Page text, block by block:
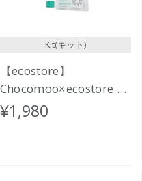
Kit(キット)
【ecostore】
Chocomoo×ecostore オ
ーラルケアセット
<BUBBLE>
¥1,980